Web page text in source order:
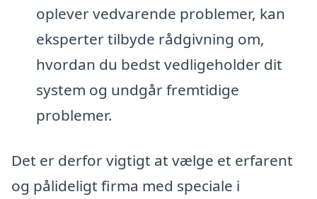
oplever vedvarende problemer, kan
eksperter tilbyde rådgivning om,
hvordan du bedst vedligeholder dit
system og undgår fremtidige
problemer.
Det er derfor vigtigt at vælge et erfarent
og pålideligt firma med speciale i